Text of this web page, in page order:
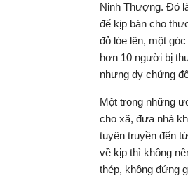
Ninh Thượng. Đó
để kịp bán cho
đỏ lóe lên, một
hơn 10 người bị
nhưng dy chứng
Một trong những
cho xã, đưa nhà
tuyên truyền đến
về kịp thì không
thép, không đứng